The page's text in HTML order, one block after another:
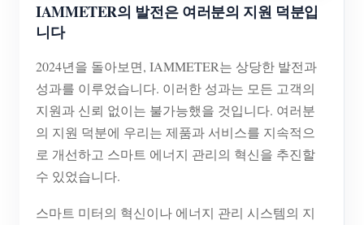
사이트 탐색
IAMMETER의 발전은 여러분의 지원 덕분입
니다
2024년을 돌아보면, IAMMETER는 상당한 발전과
성과를 이루었습니다. 이러한 성과는 모든 고객의
지원과 신뢰 없이는 불가능했을 것입니다. 여러분
의 지원 덕분에 우리는 제품과 서비스를 지속적으
로 개선하고 스마트 에너지 관리의 혁신을 추진할
수 있었습니다.
스마트 미터의 혁신이나 에너지 관리 시스템의 지